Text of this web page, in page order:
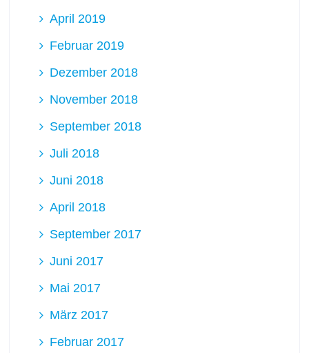
April 2019
Februar 2019
Dezember 2018
November 2018
September 2018
Juli 2018
Juni 2018
April 2018
September 2017
Juni 2017
Mai 2017
März 2017
Februar 2017